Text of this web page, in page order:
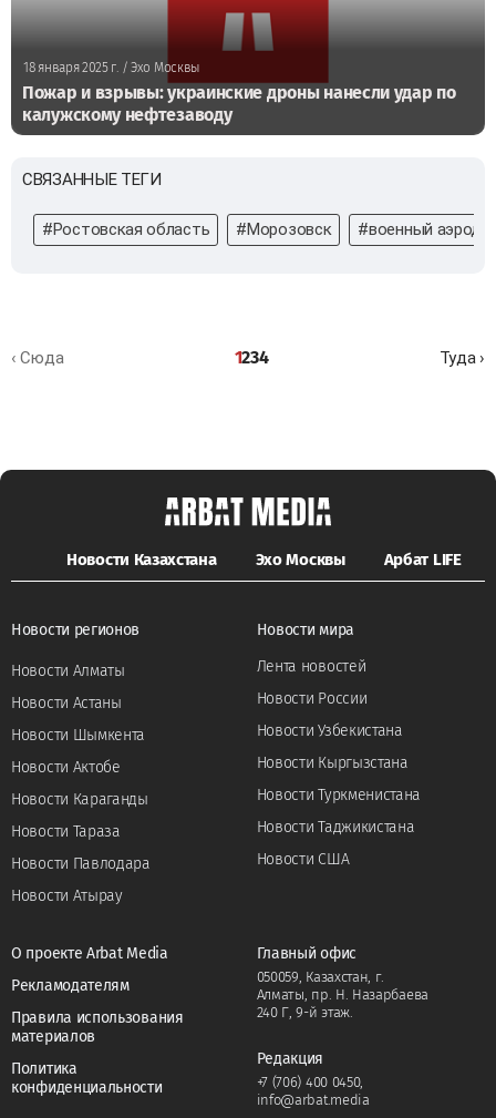
18 января 2025 г./ Эхо Москвы
Пожар и взрывы: украинские дроны нанесли удар по
калужскому нефтезаводу
СВЯЗАННЫЕ ТЕГИ
#Ростовская область #Морозовск #военный
‹ Сюда 1234 Туда ›
Новости Казахстана Эхо Москвы Арбат LIFE
Новости регионов
Новости Алматы
Новости Астаны
Новости Шымкента
Новости Актобе
Новости Караганды
Новости Тараза
Новости Павлодара
Новости Атырау
Новости мира
Лента новостей
Новости России
Новости Узбекистана
Новости Кыргызстана
Новости Туркменистана
Новости Таджикистана
Новости США
О проекте Arbat Media
Рекламодателям
Правила использования
материалов
Политика
конфиденциальности
Главный офис
050059, Казахстан, г.
Алматы, пр. Н. Назарбаева
240 Г, 9-й этаж.
Редакция
+7 (706) 400 0450,
info@arbat.media